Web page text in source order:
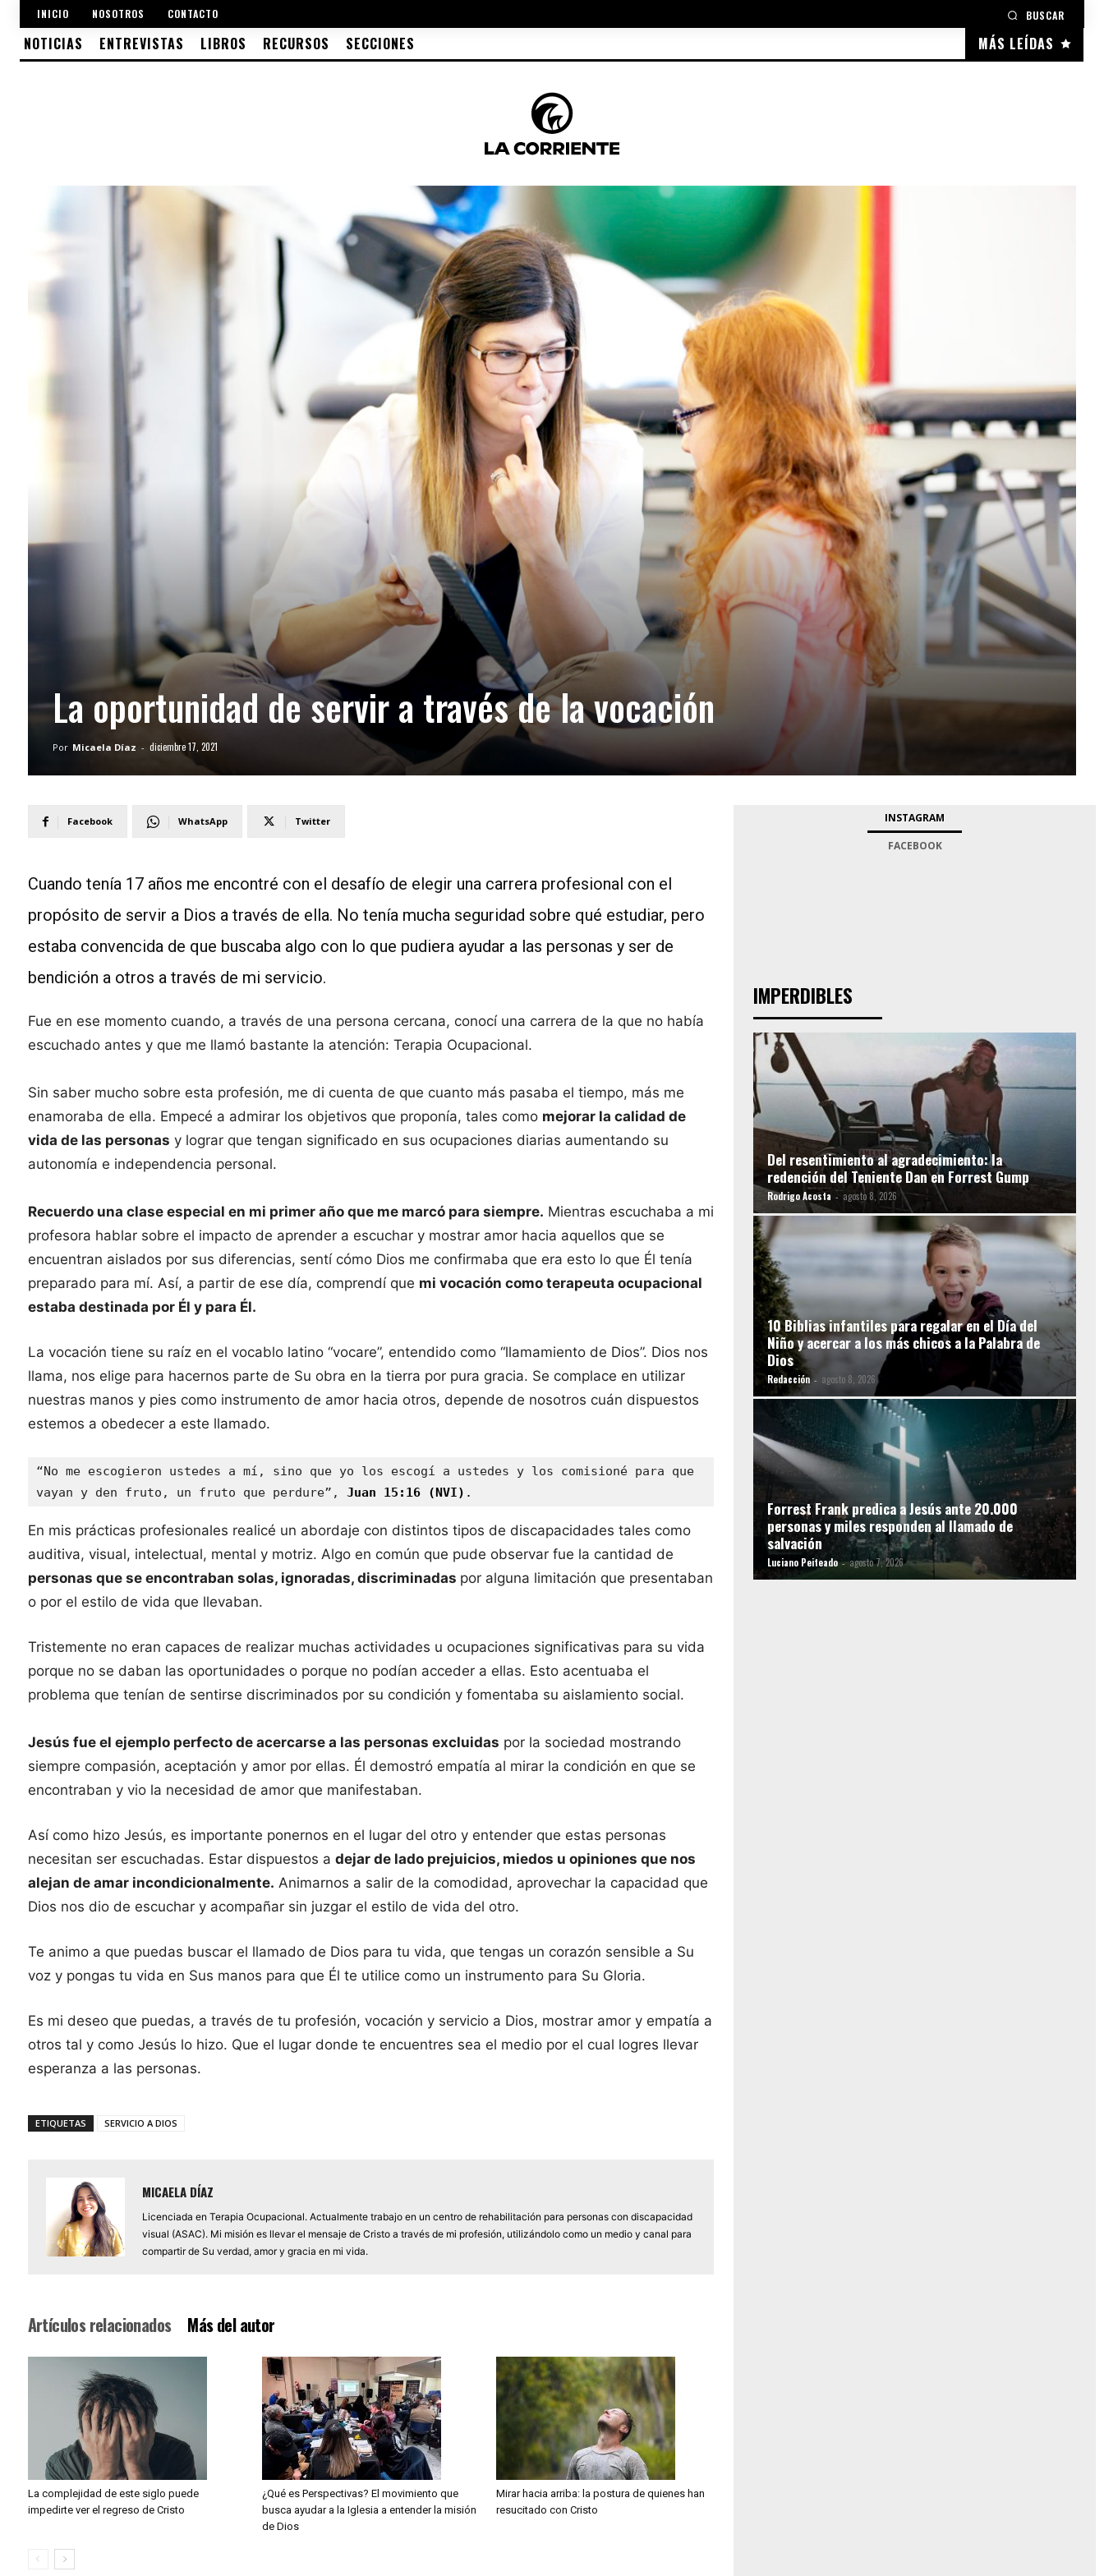
INICIO NOSOTROS CONTACTO BUSCAR
MÁS LEÍDAS
NOTICIAS ENTREVISTAS LIBROS RECURSOS SECCIONES
La oportunidad de servir a través de la vocación
Por Micaela Díaz - diciembre 17, 2021
Facebook Twitter
WhatsApp
Cuando tenía 17 años me encontré con el desafío de elegir una carrera profesional con el
propósito de servir a Dios a través de ella. No tenía mucha seguridad sobre qué estudiar, pero
estaba convencida de que buscaba algo con lo que pudiera ayudar a las personas y ser de
bendición a otros a través de mi servicio.
Fue en ese momento cuando, a través de una persona cercana, conocí una carrera de la que no había
escuchado antes y que me llamó bastante la atención: Terapia Ocupacional.
Sin saber mucho sobre esta profesión, me di cuenta de que cuanto más pasaba el tiempo, más me
enamoraba de ella. Empecé a admirar los objetivos que proponía, tales como mejorar la calidad de
vida de las personas y lograr que tengan significado en sus ocupaciones diarias aumentando su
autonomía e independencia personal.
Recuerdo una clase especial en mi primer año que me marcó para siempre. Mientras escuchaba a mi
profesora hablar sobre el impacto de aprender a escuchar y mostrar amor hacia aquellos que se
encuentran aislados por sus diferencias, sentí cómo Dios me confirmaba que era esto lo que Él tenía
preparado para mí. Así, a partir de ese día, comprendí que mi vocación como terapeuta ocupacional
estaba destinada por Él y para Él.
La vocación tiene su raíz en el vocablo latino “vocare”, entendido como “llamamiento de Dios”. Dios nos
llama, nos elige para hacernos parte de Su obra en la tierra por pura gracia. Se complace en utilizar
nuestras manos y pies como instrumento de amor hacia otros, depende de nosotros cuán dispuestos
estemos a obedecer a este llamado.
“No me escogieron ustedes a mí, sino que yo los escogí a ustedes y los comisioné para que
vayan y den fruto, un fruto que perdure”, Juan 15:16 (NVI) .
En mis prácticas profesionales realicé un abordaje con distintos tipos de discapacidades tales como
auditiva, visual, intelectual, mental y motriz. Algo en común que pude observar fue la cantidad de
personas que se encontraban solas, ignoradas, discriminadas por alguna limitación que presentaban
o por el estilo de vida que llevaban.
Tristemente no eran capaces de realizar muchas actividades u ocupaciones significativas para su vida
porque no se daban las oportunidades o porque no podían acceder a ellas. Esto acentuaba el
problema que tenían de sentirse discriminados por su condición y fomentaba su aislamiento social.
Jesús fue el ejemplo perfecto de acercarse a las personas excluidas por la sociedad mostrando
siempre compasión, aceptación y amor por ellas. Él demostró empatía al mirar la condición en que se
encontraban y vio la necesidad de amor que manifestaban.
Así como hizo Jesús, es importante ponernos en el lugar del otro y entender que estas personas
necesitan ser escuchadas. Estar dispuestos a dejar de lado prejuicios, miedos u opiniones que nos
alejan de amar incondicionalmente. Animarnos a salir de la comodidad, aprovechar la capacidad que
Dios nos dio de escuchar y acompañar sin juzgar el estilo de vida del otro.
Te animo a que puedas buscar el llamado de Dios para tu vida, que tengas un corazón sensible a Su
voz y pongas tu vida en Sus manos para que Él te utilice como un instrumento para Su Gloria.
Es mi deseo que puedas, a través de tu profesión, vocación y servicio a Dios, mostrar amor y empatía a
otros tal y como Jesús lo hizo. Que el lugar donde te encuentres sea el medio por el cual logres llevar
esperanza a las personas.
ETIQUETAS SERVICIO A DIOS
MICAELA DÍAZ
Licenciada en Terapia Ocupacional. Actualmente trabajo en un centro de rehabilitación para personas con discapacidad
visual (ASAC). Mi misión es llevar el mensaje de Cristo a través de mi profesión, utilizándolo como un medio y canal para
compartir de Su verdad, amor y gracia en mi vida.
Artículos relacionados Más del autor
La complejidad de este siglo puede
impedirte ver el regreso de Cristo
¿Qué es Perspectivas? El movimiento que
busca ayudar a la Iglesia a entender la misión
de Dios
Mirar hacia arriba: la postura de quienes han
resucitado con Cristo
INSTAGRAM
FACEBOOK
IMPERDIBLES
Del resentimiento al agradecimiento: la
redención del Teniente Dan en Forrest Gump
Rodrigo Acosta - agosto 8, 2026
10 Biblias infantiles para regalar en el Día del
Niño y acercar a los más chicos a la Palabra de
Dios
Redacción - agosto 8, 2026
Forrest Frank predica a Jesús ante 20.000
personas y miles responden al llamado de
salvación
Luciano Peiteado - agosto 7, 2026